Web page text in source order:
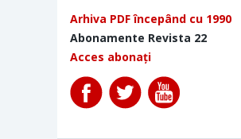
Arhiva PDF începând cu 1990
Abonamente Revista 22
Acces abonați